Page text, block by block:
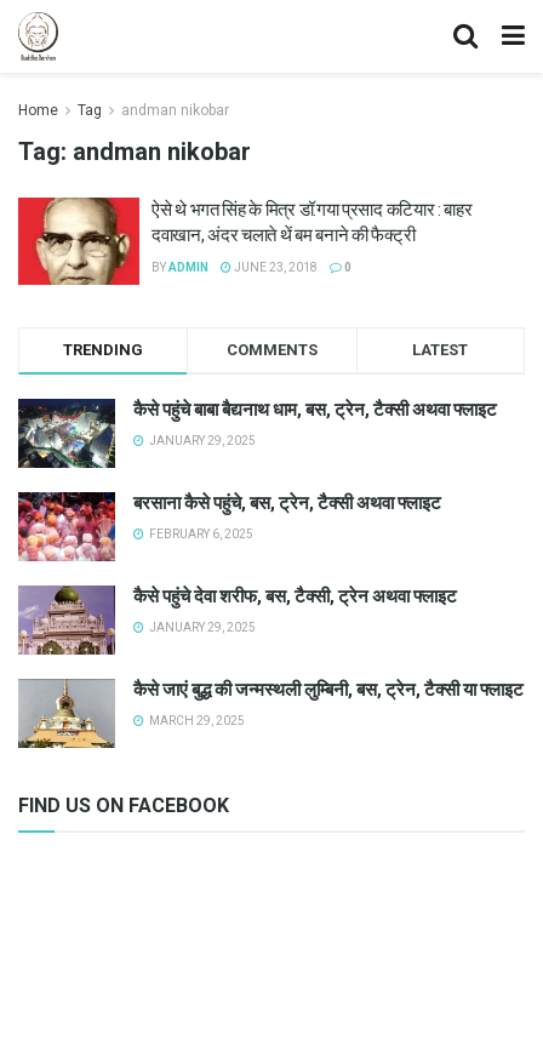
Home Tag andman nikobar
Tag: andman nikobar
ऐसे थे भगत सिंह के मित्र डॉ.गया प्रसाद कटियार : बाहर
दवाखान, अंदर चलाते थें बम बनाने की फैक्ट्री
BYADMIN JUNE 23, 2018 0
TRENDING COMMENTS LATEST
कैसे पहुंचे बाबा बैद्यनाथ धाम, बस, ट्रेन, टैक्सी अथवा फ्लाइट
JANUARY 29, 2025
बरसाना कैसे पहुंचे, बस, ट्रेन, टैक्सी अथवा फ्लाइट
FEBRUARY 6, 2025
कैसे पहुंचे देवा शरीफ, बस, टैक्सी, ट्रेन अथवा फ्लाइट
JANUARY 29, 2025
कैसे जाएं बुद्ध की जन्मस्थली लुम्बिनी, बस, ट्रेन, टैक्सी या फ्लाइट
MARCH 29, 2025
FIND US ON FACEBOOK